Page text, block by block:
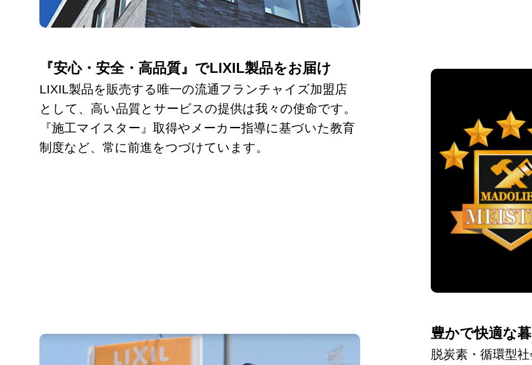
『安心・安全・高品質』でLIXIL製品をお届け
LIXIL製品を販売する唯一の流通フランチャイズ加盟店
として、高い品質とサービスの提供は我々の使命です。
『施工マイスター』取得やメーカー指導に基づいた教育
制度など、常に前進をつづけています。
豊かで快適な
脱炭素・循環型